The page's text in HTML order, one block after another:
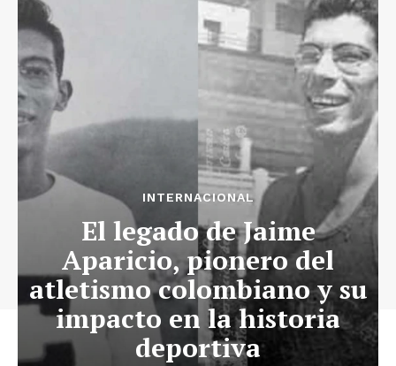
INTERNACIONAL
El legado de Jaime
Aparicio, pionero del
atletismo colombiano y su
impacto en la historia
deportiva